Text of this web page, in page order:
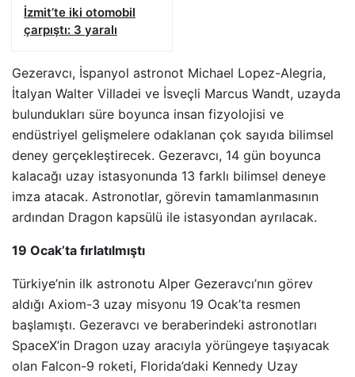
İzmit’te iki otomobil
çarpıştı: 3 yaralı
Gezeravcı, İspanyol astronot Michael Lopez-Alegria,
İtalyan Walter Villadei ve İsveçli Marcus Wandt, uzayda
bulundukları süre boyunca insan fizyolojisi ve
endüstriyel gelişmelere odaklanan çok sayıda bilimsel
deney gerçekleştirecek. Gezeravcı, 14 gün boyunca
kalacağı uzay istasyonunda 13 farklı bilimsel deneye
imza atacak. Astronotlar, görevin tamamlanmasının
ardından Dragon kapsülü ile istasyondan ayrılacak.
19 Ocak’ta fırlatılmıştı
Türkiye’nin ilk astronotu Alper Gezeravcı’nın görev
aldığı Axiom-3 uzay misyonu 19 Ocak’ta resmen
başlamıştı. Gezeravcı ve beraberindeki astronotları
SpaceX’in Dragon uzay aracıyla yörüngeye taşıyacak
olan Falcon-9 roketi, Florida’daki Kennedy Uzay